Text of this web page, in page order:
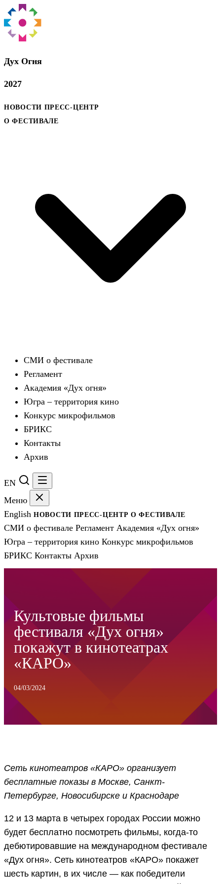
Дух Oгня
2027
НОВОСТИ ПРЕСС-ЦЕНТР
О ФЕСТИВАЛЕ
СМИ о фестивале
Регламент
Академия «Дух огня»
Югра – территория кино
Конкурс микрофильмов
БРИКС
Контакты
Архив
EN
Меню
English НОВОСТИ ПРЕСС-ЦЕНТРО ФЕСТИВАЛЕ
СМИ о фестивале Регламент Академия «Дух огня»
Югра – территория кино Конкурс микрофильмов
БРИКС Контакты Архив
Культовые фильмы
фестиваля «Дух огня»
покажут в кинотеатрах
«КАРО»
04/03/2024
Сеть кинотеатров «КАРО» организует
бесплатные показы в Москве, Санкт-
Петербурге, Новосибирске и Краснодаре
12 и 13 марта в четырех городах России можно
будет бесплатно посмотреть фильмы, когда-то
дебютировавшие на международном фестивале
«Дух огня». Сеть кинотеатров «КАРО» покажет
шесть картин, в их числе — как победители